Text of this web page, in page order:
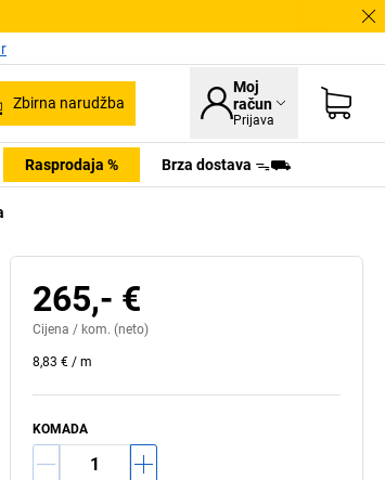
Zbirna narudžba
Moj
račun
Prijava
Rasprodaja % Brza dostava ᯓ⛟
265,- €
Cijena / kom. (neto)
8,83 € / m
KOMADA